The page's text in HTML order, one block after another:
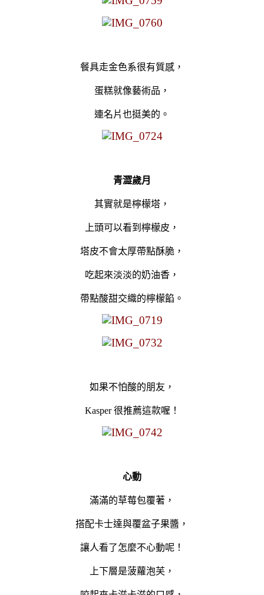
餐具走金色系很有質感，
蛋糕就像藝術品，
連名片也挺美的。
青澀歲月
其實就是檸檬塔，
上頭可以看到檸檬皮，
塔皮不會太厚帶點酥脆，
吃起來淡淡的奶油香，
帶點酸甜交織的檸檬餡。
如果不怕酸的朋友，
Kasper 很推薦這款喔！
心動
滿滿的草莓包覆著，
搭配卡士達與覆盆子果醬，
讓人看了怎麼不心動呢！
上下層是菠蘿泡芙，